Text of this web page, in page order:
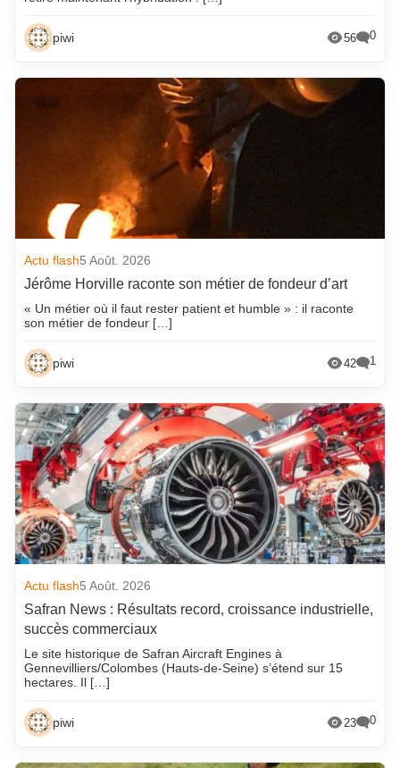
piwi 56 0
Actu flash5 Août. 2026
Jérôme Horville raconte son métier de fondeur d’art
« Un métier où il faut rester patient et humble » : il raconte
son métier de fondeur […]
piwi 42 1
Actu flash5 Août. 2026
Safran News : Résultats record, croissance industrielle,
succès commerciaux
Le site historique de Safran Aircraft Engines à
Gennevilliers/Colombes (Hauts-de-Seine) s’étend sur 15
hectares. Il […]
piwi 23 0